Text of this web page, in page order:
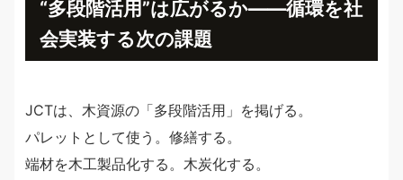
“多段階活用”は広がるか――循環を社
会実装する次の課題
JCTは、木資源の「多段階活用」を掲げる。
パレットとして使う。修繕する。
端材を木工製品化する。木炭化する。